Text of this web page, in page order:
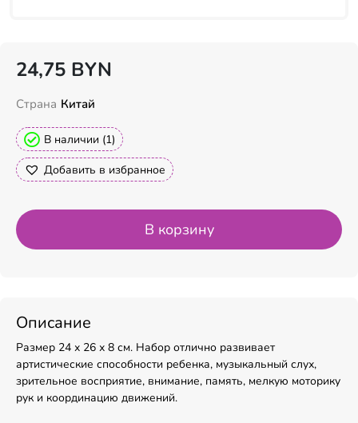
24,75 BYN
Страна Китай
В наличии (1)
Добавить в избранное
В корзину
Описание
Размер 24 х 26 х 8 см. Набор отлично развивает
артистические способности ребенка, музыкальный слух,
зрительное восприятие, внимание, память, мелкую моторику
рук и координацию движений.